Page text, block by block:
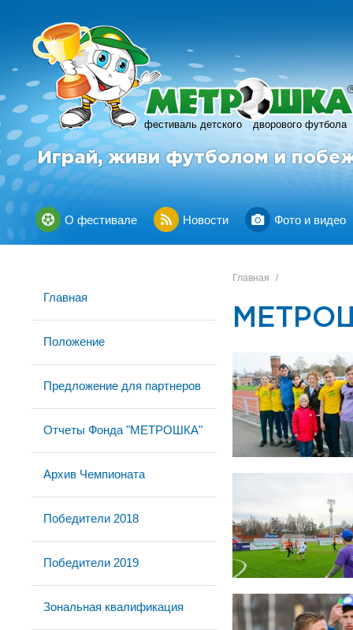
фестиваль детского дворового футбола
R
Играй, живи футболом и
О фестивале Новости Фото и видео
Главная
Положение
Предложение для партнеров
Отчеты Фонда "МЕТРОШКА"
Архив Чемпионата
Победители 2018
Победители 2019
Зональная квалификация
Главная /